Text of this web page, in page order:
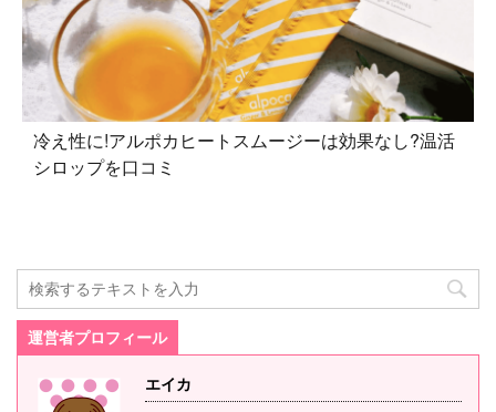
冷え性に!アルポカヒートスムージーは効果なし?温活
シロップを口コミ
運営者プロフィール
エイカ